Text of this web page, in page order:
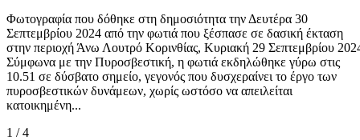
Φωτογραφία που δόθηκε στη δημοσιότητα την Δευτέρα 30
Σεπτεμβρίου 2024 από την φωτιά που ξέσπασε σε δασική έκταση
στην περιοχή Άνω Λουτρό Κορινθίας, Κυριακή 29 Σεπτεμβρίου
Σύμφωνα με την Πυροσβεστική, η φωτιά εκδηλώθηκε γύρω στις
10.51 σε δύσβατο σημείο, γεγονός που δυσχεραίνει το έργο των
πυροσβεστικών δυνάμεων, χωρίς ωστόσο να απειλείται
κατοικημένη...
1 / 4